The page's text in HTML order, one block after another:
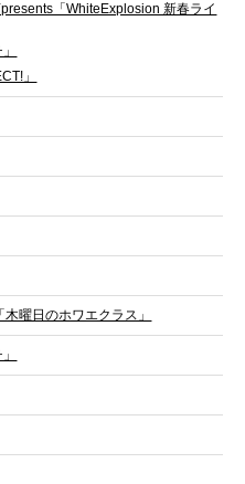
「WhiteExplosion 新春ライ
」
曜日のホワエクラス」